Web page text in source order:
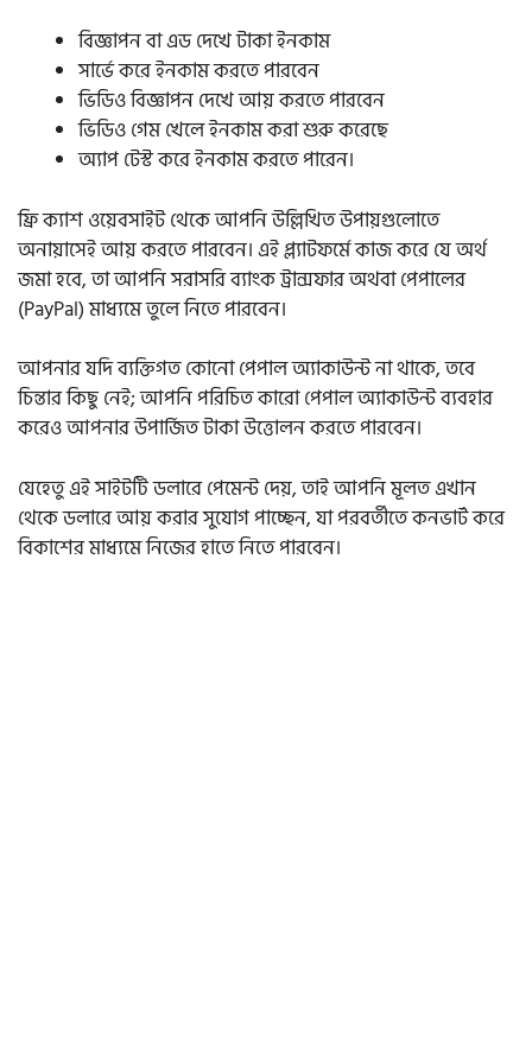
বিজ্ঞাপন বা এড দেখে টাকা ইনকাম
সার্ভে করে ইনকাম করতে পারবেন
ভিডিও বিজ্ঞাপন দেখে আয় করতে পারবেন
ভিডিও গেম খেলে ইনকাম করা শুরু করেছে
অ্যাপ টেস্ট করে ইনকাম করতে পারেন।
ফ্রি ক্যাশ ওয়েবসাইট থেকে আপনি উল্লিখিত উপায়গুলোতে
অনায়াসেই আয় করতে পারবেন। এই প্ল্যাটফর্মে কাজ করে যে অর্থ
জমা হবে, তা আপনি সরাসরি ব্যাংক ট্রান্সফার অথবা পেপালের
(PayPal) মাধ্যমে তুলে নিতে পারবেন।
আপনার যদি ব্যক্তিগত কোনো পেপাল অ্যাকাউন্ট না থাকে, তবে
চিন্তার কিছু নেই; আপনি পরিচিত কারো পেপাল অ্যাকাউন্ট ব্যবহার
করেও আপনার উপার্জিত টাকা উত্তোলন করতে পারবেন।
যেহেতু এই সাইটটি ডলারে পেমেন্ট দেয়, তাই আপনি মূলত এখান
থেকে ডলারে আয় করার সুযোগ পাচ্ছেন, যা পরবর্তীতে কনভার্ট করে
বিকাশের মাধ্যমে নিজের হাতে নিতে পারবেন।